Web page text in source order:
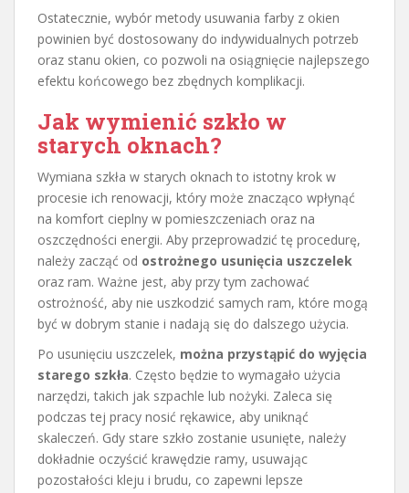
Ostatecznie, wybór metody usuwania farby z okien
powinien być dostosowany do indywidualnych potrzeb
oraz stanu okien, co pozwoli na osiągnięcie najlepszego
efektu końcowego bez zbędnych komplikacji.
Jak wymienić szkło w
starych oknach?
Wymiana szkła w starych oknach to istotny krok w
procesie ich renowacji, który może znacząco wpłynąć
na komfort cieplny w pomieszczeniach oraz na
oszczędności energii. Aby przeprowadzić tę procedurę,
należy zacząć od ostrożnego usunięcia uszczelek
oraz ram. Ważne jest, aby przy tym zachować
ostrożność, aby nie uszkodzić samych ram, które mogą
być w dobrym stanie i nadają się do dalszego użycia.
Po usunięciu uszczelek, można przystąpić do wyjęcia
starego szkła. Często będzie to wymagało użycia
narzędzi, takich jak szpachle lub nożyki. Zaleca się
podczas tej pracy nosić rękawice, aby uniknąć
skaleczeń. Gdy stare szkło zostanie usunięte, należy
dokładnie oczyścić krawędzie ramy, usuwając
pozostałości kleju i brudu, co zapewni lepsze